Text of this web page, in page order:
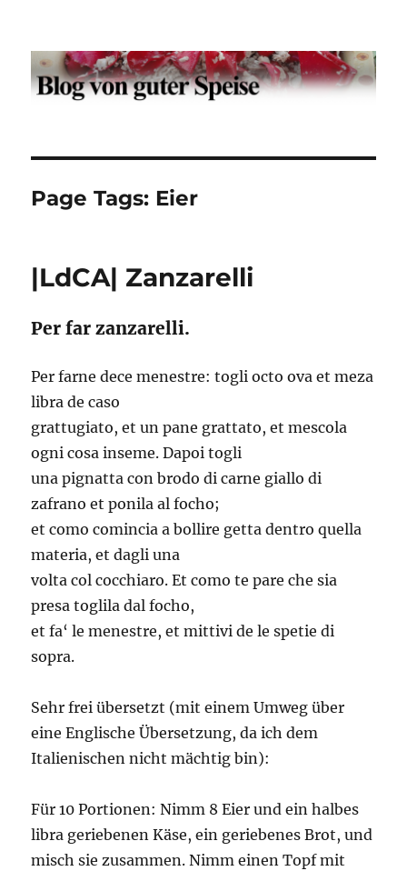
Der Blog von guter Speise
Page Tags: Eier
|LdCA| Zanzarelli
Per far zanzarelli.
Per farne dece menestre: togli octo ova et meza
libra de caso
grattugiato, et un pane grattato, et mescola
ogni cosa inseme. Dapoi togli
una pignatta con brodo di carne giallo di
zafrano et ponila al focho;
et como comincia a bollire getta dentro quella
materia, et dagli una
volta col cocchiaro. Et como te pare che sia
presa toglila dal focho,
et fa‘ le menestre, et mittivi de le spetie di
sopra.
Sehr frei übersetzt (mit einem Umweg über
eine Englische Übersetzung, da ich dem
Italienischen nicht mächtig bin):
Für 10 Portionen: Nimm 8 Eier und ein halbes
libra geriebenen Käse, ein geriebenes Brot, und
misch sie zusammen. Nimm einen Topf mit